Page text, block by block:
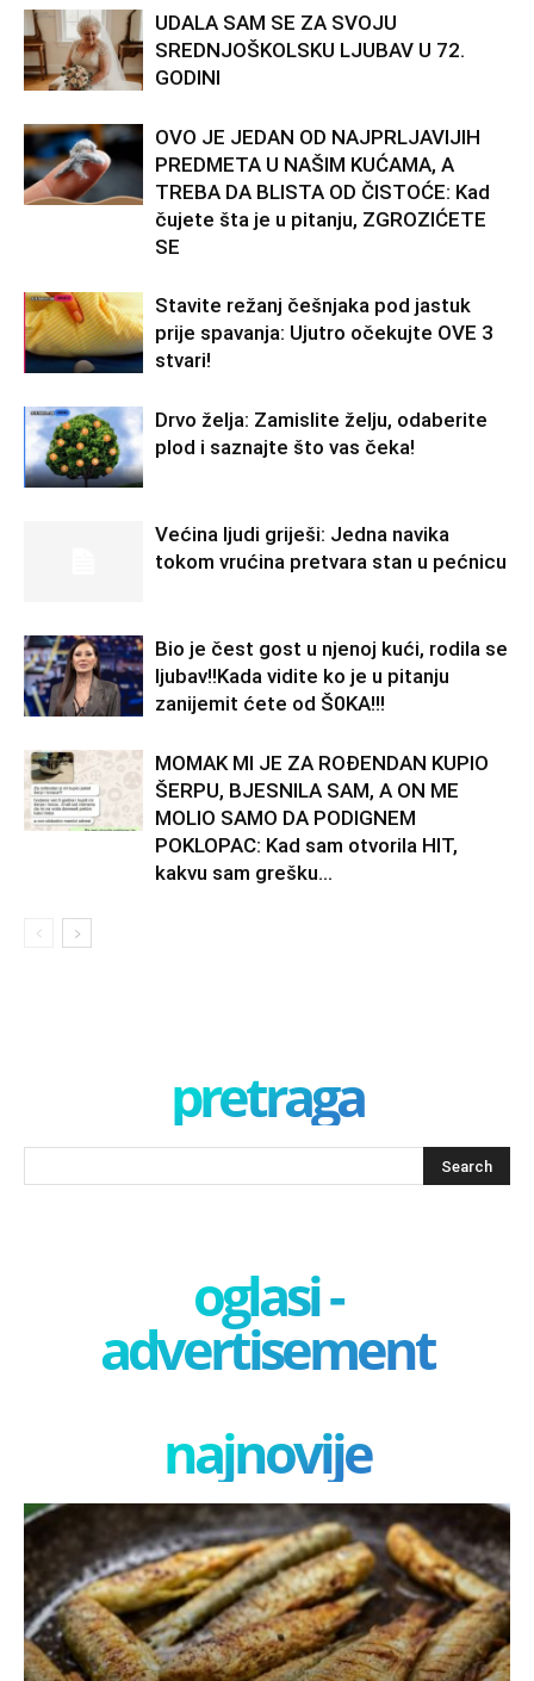
UDALA SAM SE ZA SVOJU
SREDNJOŠKOLSKU LJUBAV U 72.
GODINI
OVO JE JEDAN OD NAJPRLJAVIJIH
PREDMETA U NAŠIM KUĆAMA, A
TREBA DA BLISTA OD ČISTOĆE: Kad
čujete šta je u pitanju, ZGROZIĆETE
SE
Stavite režanj češnjaka pod jastuk
prije spavanja: Ujutro očekujte OVE 3
stvari!
Drvo želja: Zamislite želju, odaberite
plod i saznajte što vas čeka!
Većina ljudi griješi: Jedna navika
tokom vrućina pretvara stan u pećnicu
Bio je čest gost u njenoj kući, rodila se
ljubav!!Kada vidite ko je u pitanju
zanijemit ćete od Š0KA!!!
MOMAK MI JE ZA ROĐENDAN KUPIO
ŠERPU, BJESNILA SAM, A ON ME
MOLIO SAMO DA PODIGNEM
POKLOPAC: Kad sam otvorila HIT,
kakvu sam grešku...
pretraga
oglasi -
advertisement
najnovije